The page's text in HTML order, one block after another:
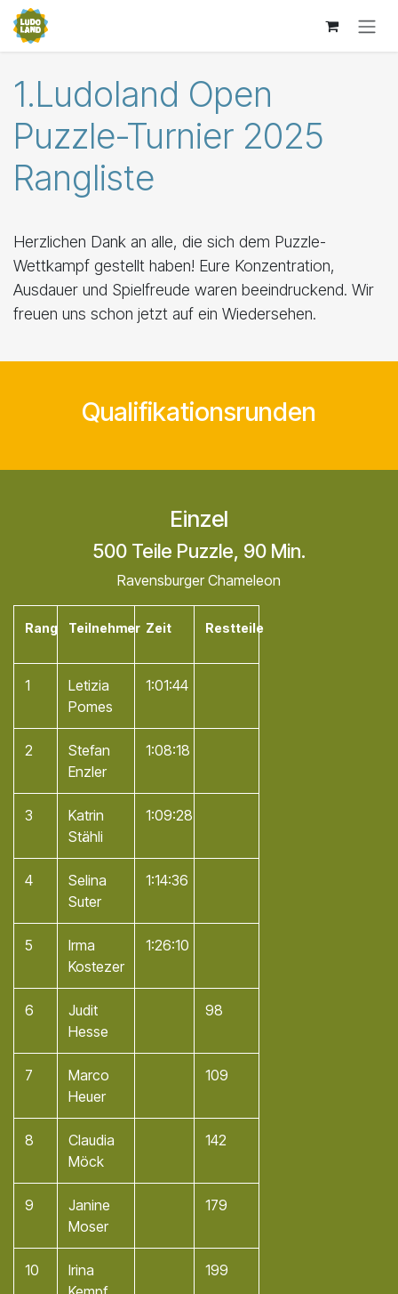
Zum Inhalt springen
1.Ludoland Open
Puzzle-Turnier 2025
Rangliste
Herzlichen Dank an alle, die sich dem Puzzle-
Wettkampf gestellt haben! Eure Konzentration,
Ausdauer und Spielfreude waren beeindruckend. Wir
freuen uns schon jetzt auf ein Wiedersehen.
Qualifikationsrunden
Einzel
500 Teile Puzzle, 90 Min.
Ravensburger Chameleon
Rang Teilnehmer Zeit Restteile
1
Letizia
Pomes
1:01:44
2
Stefan
Enzler
1:08:18
3
Katrin
Stähli
1:09:28
4
Selina
Suter
1:14:36
5
Irma
Kostezer
1:26:10
6
Judit
Hesse
98
7
Marco
Heuer
109
8
Claudia
Möck
142
9
Janine
Moser
179
10
Irina
199